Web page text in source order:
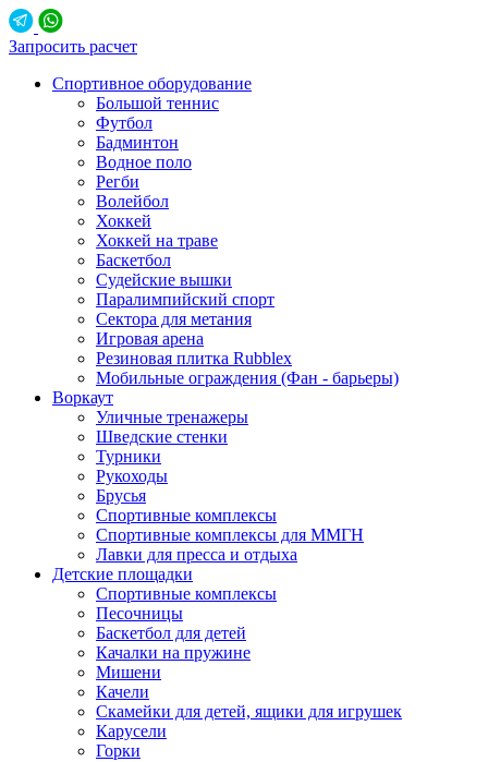
Запросить расчет
Спортивное оборудование
Большой теннис
Футбол
Бадминтон
Водное поло
Регби
Волейбол
Хоккей
Хоккей на траве
Баскетбол
Судейские вышки
Паралимпийский спорт
Сектора для метания
Игровая арена
Резиновая плитка Rubblex
Мобильные ограждения (Фан - барьеры)
Воркаут
Уличные тренажеры
Шведские стенки
Турники
Рукоходы
Брусья
Спортивные комплексы
Спортивные комплексы для ММГН
Лавки для пресса и отдыха
Детские площадки
Спортивные комплексы
Песочницы
Баскетбол для детей
Качалки на пружине
Мишени
Качели
Скамейки для детей, ящики для игрушек
Карусели
Горки